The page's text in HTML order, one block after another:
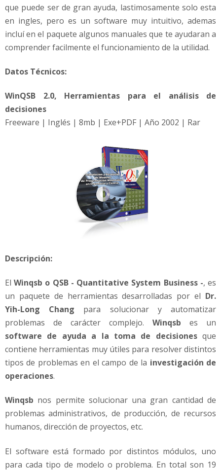
s
d
e
d
c
i
n
que puede ser de gran ayuda, lastimosamente solo esta
en ingles, pero es un software muy intuitivo, ademas
incluí en el paquete algunos manuales que te ayudaran a
comprender facilmente el funcionamiento de la utilidad.
Datos Técnicos:
WinQSB 2.0, Herramientas para el análisis de
decisiones
Freeware | Inglés | 8mb | Exe+PDF | Año 2002 | Rar
Descripción:
ElWinqsb o QSB - Quantitative System Business -, es
un paquete de herramientas desarrolladas por el Dr.
Yih-Long Chang para solucionar y automatizar
problemas de carácter complejo. Winqsb es un
software de ayuda a la toma de decisionesque
contiene herramientas muy útiles para resolver distintos
tipos de problemas en el campo de la investigación de
operaciones.
Winqsb nos permite solucionar una gran cantidad de
problemas administrativos, de producción, de recursos
humanos, dirección de proyectos, etc.
El software está formado por distintos módulos, uno
para cada tipo de modelo o problema. En total son 19